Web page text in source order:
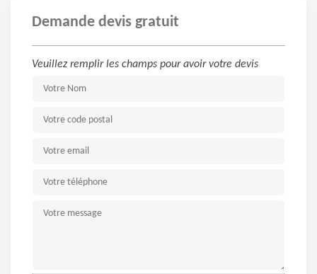
Demande devis gratuit
Veuillez remplir les champs pour avoir votre devis